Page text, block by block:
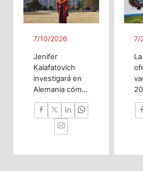
7/10/2026
Jenifer
Kalafatovich
investigará en
Alemania cómo
la inteligencia
artificial puede
predecir
trastornos del
cerebral desde
7/
y